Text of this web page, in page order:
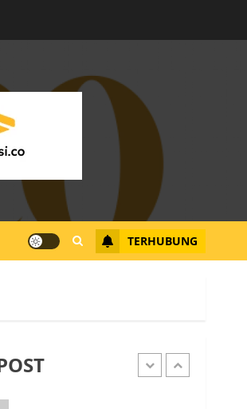
TERHUBUNG
Warga Rempang Ajukan
Kota Batam, Soroti
Aktivitas yang Resahkan
0
Batam Berhenti
Merampas Tanah Warga
Rempang
JULI 15, 2026
AGUSTUS 1, 2026